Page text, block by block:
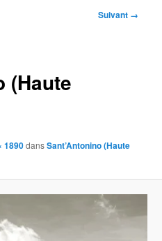
Suivant →
(Haute
1890dansSant’Antonino (Haute